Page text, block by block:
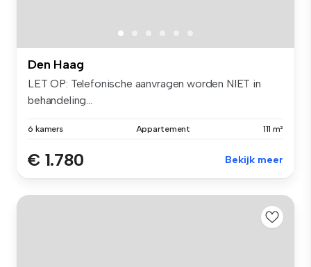
Den Haag
LET OP: Telefonische aanvragen worden NIET in
behandeling...
6 kamers Appartement 111 m²
€ 1.780 Bekijk meer